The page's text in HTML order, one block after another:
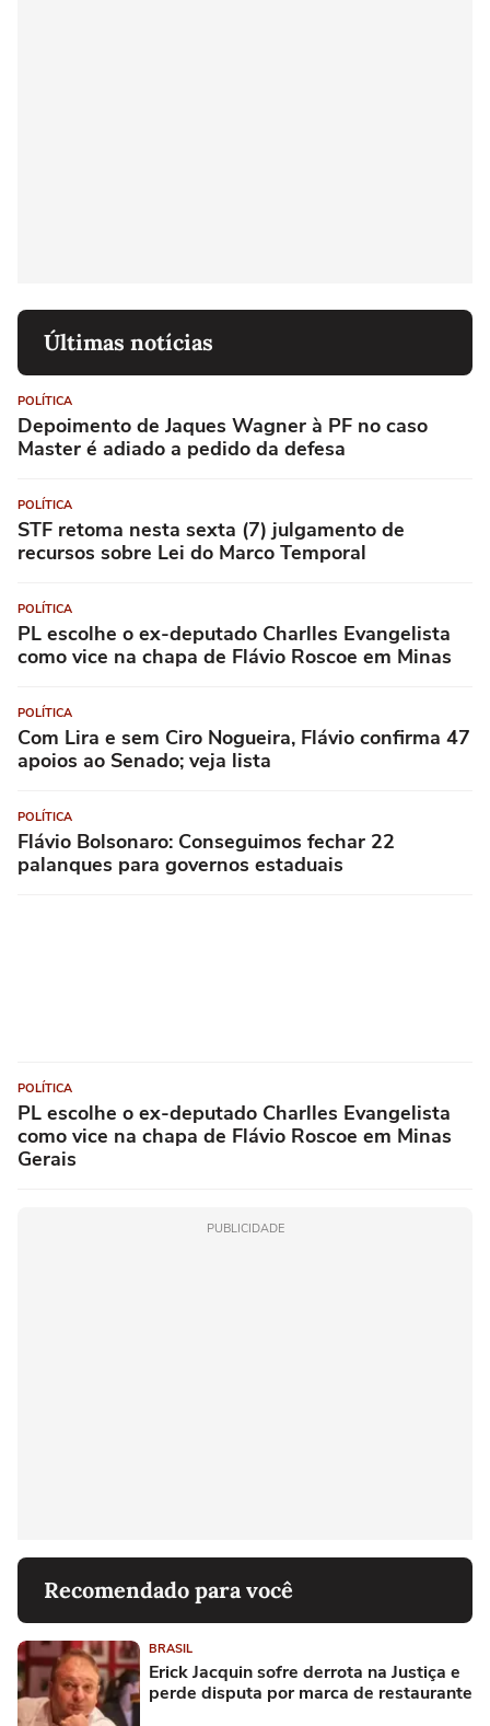
Últimas notícias
POLÍTICA
Depoimento de Jaques Wagner à PF no caso
Master é adiado a pedido da defesa
POLÍTICA
STF retoma nesta sexta (7) julgamento de
recursos sobre Lei do Marco Temporal
POLÍTICA
PL escolhe o ex-deputado Charlles Evangelista
como vice na chapa de Flávio Roscoe em Minas
POLÍTICA
Com Lira e sem Ciro Nogueira, Flávio confirma 47
apoios ao Senado; veja lista
POLÍTICA
Flávio Bolsonaro: Conseguimos fechar 22
palanques para governos estaduais
POLÍTICA
PL escolhe o ex-deputado Charlles Evangelista
como vice na chapa de Flávio Roscoe em Minas
Gerais
PUBLICIDADE
Recomendado para você
BRASIL
Erick Jacquin sofre derrota na Justiça e
perde disputa por marca de restaurante